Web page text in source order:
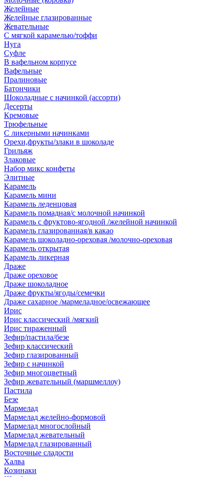
Желейные
Желейные глазированные
Жевательные
С мягкой карамелью/тоффи
Нуга
Суфле
В вафельном корпусе
Вафельные
Пралиновые
Батончики
Шоколадные с начинкой (ассорти)
Десерты
Кремовые
Трюфельные
С ликерными начинками
Орехи,фрукты/злаки в шоколаде
Грильяж
Злаковые
Набор микс конфеты
Элитные
Карамель
Карамель мини
Карамель леденцовая
Карамель помадная/с молочной начинкой
Карамель с фруктово-ягодной /желейной начинкой
Карамель глазированная/в какао
Карамель шоколадно-ореховая /молочно-ореховая
Карамель открытая
Карамель ликерная
Драже
Драже ореховое
Драже шоколадное
Драже фрукты/ягоды/семечки
Драже сахарное /мармеладное/освежающее
Ирис
Ирис классический /мягкий
Ирис тираженный
Зефир/пастила/безе
Зефир классический
Зефир глазированный
Зефир с начинкой
Зефир многоцветный
Зефир жевательный (маршмеллоу)
Пастила
Безе
Мармелад
Мармелад желейно-формовой
Мармелад многослойный
Мармелад жевательный
Мармелад глазированный
Восточные сладости
Халва
Козинаки